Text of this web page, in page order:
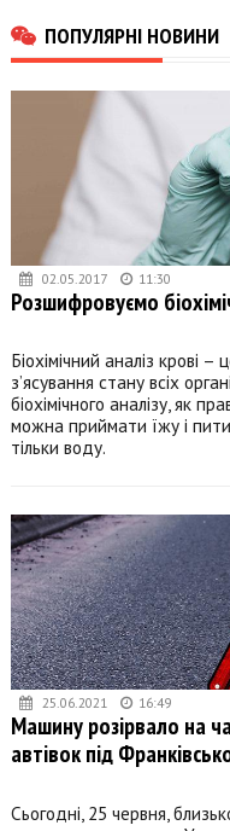
ПОПУЛЯРНІ НОВИНИ
02.05.2017 11:30
Розшифровуємо
Біохімічний аналіз крові
з’ясування стану всіх
біохімічного аналізу, як
можна приймати їжу і
тільки воду.
25.06.2021 16:49
Машину розірвало на
автівок під
Сьогодні, 25 червня,